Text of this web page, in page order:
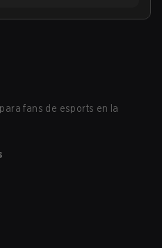
fans de esports en la